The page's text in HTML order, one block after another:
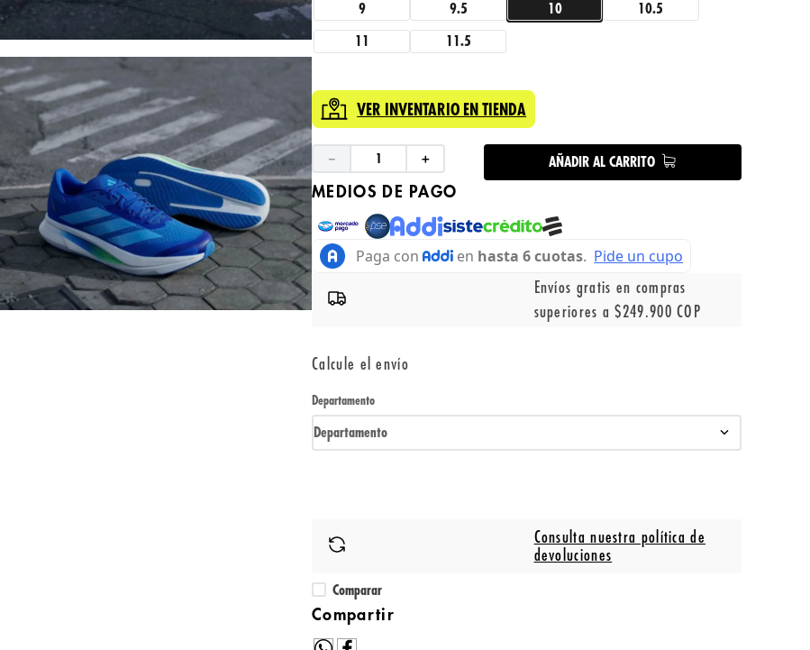
9 9.5 10 10.5
11 11.5
VER INVENTARIO EN TIENDA
＋
－ AÑADIR AL CARRITO
MEDIOS DE PAGO
Envíos gratis en compras
superiores a $249.900 COP
Calcule el envío
Departamento
Departamento
Consulta nuestra política de
devoluciones
Comparar